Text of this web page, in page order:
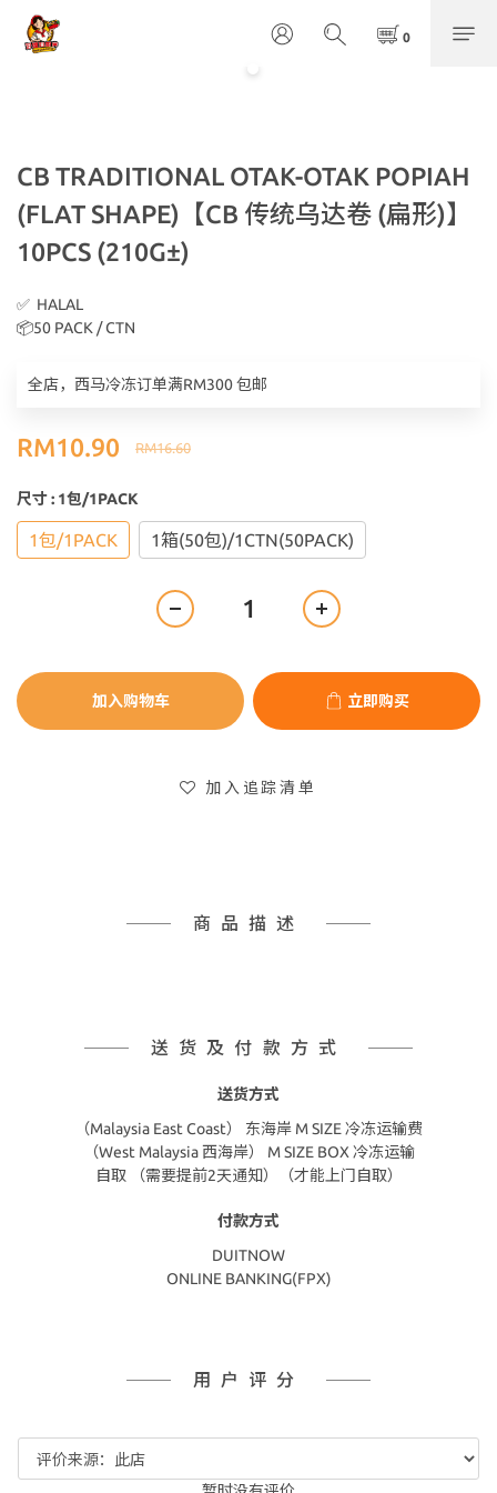
CB TRADITIONAL OTAK-OTAK POPIAH
(FLAT SHAPE)【CB 传统乌达卷 (扁形)】
10PCS (210G±)
✅  HALAL
📦50 PACK / CTN
全店，西马冷冻订单满RM300 包邮
RM16.60
RM10.90
尺寸: 1包/1PACK
1包/1PACK 1箱(50包)/1CTN(50PACK)
加入购物车 立即购买
加入追踪清单
商品描述
送货及付款方式
送货方式
（Malaysia East Coast） 东海岸 M SIZE 冷冻运输费
（West Malaysia 西海岸） M SIZE BOX 冷冻运输
自取 （需要提前2天通知）（才能上门自取）
付款方式
DUITNOW
ONLINE BANKING(FPX)
用户评分